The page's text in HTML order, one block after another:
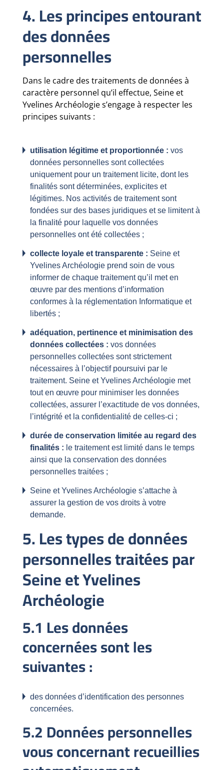
4. Les principes entourant
des données
personnelles
Dans le cadre des traitements de données à
caractère personnel qu’il effectue, Seine et
Yvelines Archéologie s’engage à respecter les
principes suivants :
utilisation légitime et proportionnée : vos
données personnelles sont collectées
uniquement pour un traitement licite, dont les
finalités sont déterminées, explicites et
légitimes. Nos activités de traitement sont
fondées sur des bases juridiques et se limitent à
la finalité pour laquelle vos données
personnelles ont été collectées ;
collecte loyale et transparente : Seine et
Yvelines Archéologie prend soin de vous
informer de chaque traitement qu’il met en
œuvre par des mentions d’information
conformes à la réglementation Informatique et
libertés ;
adéquation, pertinence et minimisation des
données collectées : vos données
personnelles collectées sont strictement
nécessaires à l’objectif poursuivi par le
traitement. Seine et Yvelines Archéologie met
tout en œuvre pour minimiser les données
collectées, assurer l’exactitude de vos données,
l’intégrité et la confidentialité de celles-ci ;
durée de conservation limitée au regard des
finalités : le traitement est limité dans le temps
ainsi que la conservation des données
personnelles traitées ;
Seine et Yvelines Archéologie s’attache à
assurer la gestion de vos droits à votre
demande.
5. Les types de données
personnelles traitées par
Seine et Yvelines
Archéologie
5.1 Les données
concernées sont les
suivantes :
des données d’identification des personnes
concernées.
5.2 Données personnelles
vous concernant recueillies